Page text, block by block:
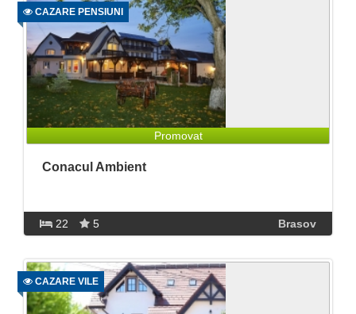
CAZARE PENSIUNI
Promovat
Conacul Ambient
22 5 Brasov
CAZARE VILE